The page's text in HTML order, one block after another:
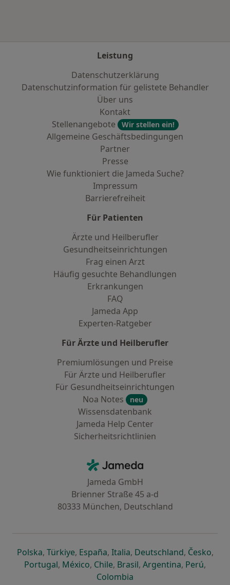
Leistung
Datenschutzerklärung
Datenschutzinformation für gelistete Behandler
Über uns
Kontakt
Stellenangebote
Wir stellen ein!
Allgemeine Geschäftsbedingungen
Partner
Presse
Wie funktioniert die Jameda Suche?
Impressum
Barrierefreiheit
Für Patienten
Ärzte und Heilberufler
Gesundheitseinrichtungen
Frag einen Arzt
Häufig gesuchte Behandlungen
Erkrankungen
FAQ
Jameda App
Experten-Ratgeber
Für Ärzte und Heilberufler
Premiumlösungen und Preise
Für Ärzte und Heilberufler
Für Gesundheitseinrichtungen
Noa Notes
neu
Wissensdatenbank
Jameda Help Center
Sicherheitsrichtlinien
Jameda - Startseite
Jameda GmbH
Brienner Straße 45 a-d
80333 München, Deutschland
Polskaöffnet in einer neuen Registerkarte
, Türkiyeöffnet in einer neuen Registerkarte
, Españaöffnet in einer neuen
, Italiaöffnet in einer neuen
, Deutschlandöffnet in
, Česko,
Portugalöffnet in einer neuen Registerkarte
, Méxicoöffnet in einer neuen Registerkarte
, Chileöffnet in einer neuen
, Brasilöffnet in einer neuen
, Argentinaöffnet in
, Perúöffnet
,
Colombia